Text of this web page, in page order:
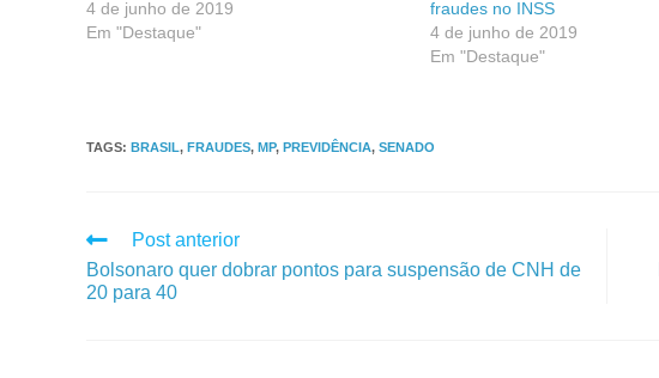
4 de junho de 2019
Em "Destaque"
fraudes no INSS
4 de junho de 2019
Em "Destaque"
TAGS: BRASIL, FRAUDES, MP, PREVIDÊNCIA, SENADO
Post anterior
Bolsonaro quer dobrar pontos para suspensão de CNH de
20 para 40